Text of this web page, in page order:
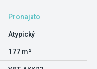
Pronajato
Atypický
177 m²